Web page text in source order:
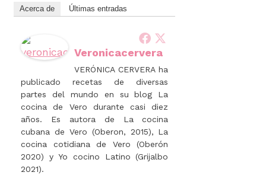
Acerca de Últimas entradas
Veronicacervera
VERÓNICA CERVERA ha
publicado recetas de diversas
partes del mundo en su blog La
cocina de Vero durante casi diez
años. Es autora de La cocina
cubana de Vero (Oberon, 2015), La
cocina cotidiana de Vero (Oberón
2020) y Yo cocino Latino (Grijalbo
2021).